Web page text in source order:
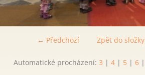
← Předchozí Zpět do složky
Automatické procházení: 3 | 4 | 5 | 6 |